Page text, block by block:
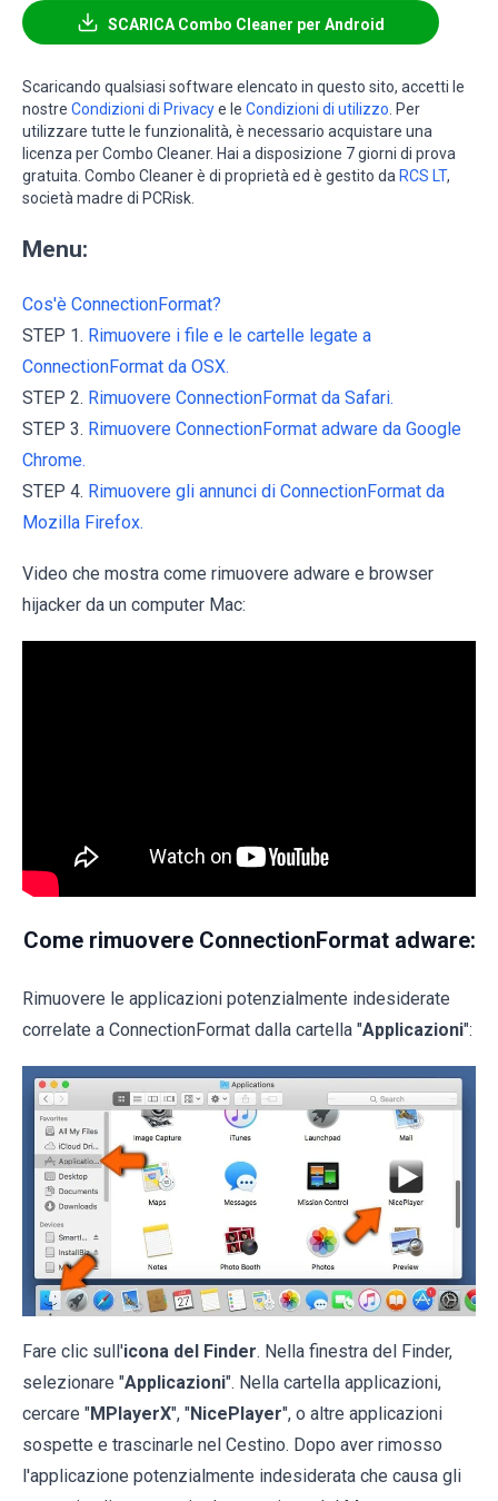
SCARICA Combo Cleaner per Android
Scaricando qualsiasi software elencato in questo sito, accetti le
nostre Condizioni di Privacye le Condizioni di utilizzo. Per
utilizzare tutte le funzionalità, è necessario acquistare una
licenza per Combo Cleaner. Hai a disposizione 7 giorni di prova
gratuita. Combo Cleaner è di proprietà ed è gestito da RCS LT,
società madre di PCRisk.
Menu:
Cos'è ConnectionFormat?
STEP 1. Rimuovere i file e le cartelle legate a
ConnectionFormat da OSX.
STEP 2. Rimuovere ConnectionFormat da Safari.
STEP 3. Rimuovere ConnectionFormat adware da Google
Chrome.
STEP 4. Rimuovere gli annunci di ConnectionFormat da
Mozilla Firefox.
Video che mostra come rimuovere adware e browser
hijacker da un computer Mac:
Come rimuovere ConnectionFormat adware:
Rimuovere le applicazioni potenzialmente indesiderate
correlate a ConnectionFormat dalla cartella "Applicazioni":
Fare clic sull'icona del Finder. Nella finestra del Finder,
selezionare "Applicazioni". Nella cartella applicazioni,
cercare "MPlayerX", "NicePlayer", o altre applicazioni
sospette e trascinarle nel Cestino. Dopo aver rimosso
l'applicazione potenzialmente indesiderata che causa gli